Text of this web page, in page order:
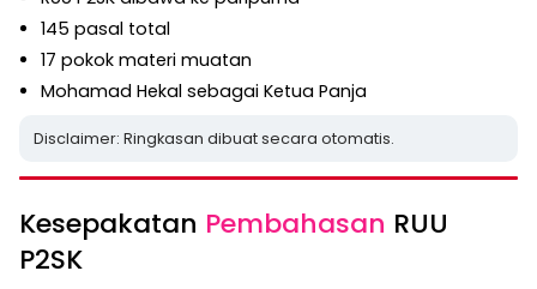
145 pasal total
17 pokok materi muatan
Mohamad Hekal sebagai Ketua Panja
Disclaimer: Ringkasan dibuat secara otomatis.
Kesepakatan Pembahasan RUU
P2SK